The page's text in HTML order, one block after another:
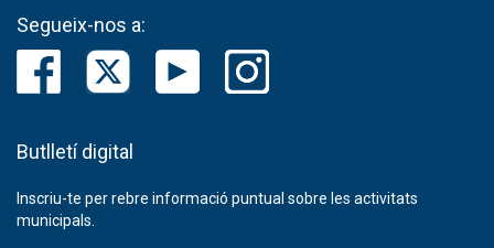
Segueix-nos a:
Butlletí digital
Inscriu-te per rebre informació puntual sobre les activitats
municipals.